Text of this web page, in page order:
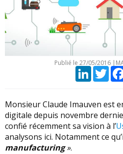
Publié le 27/05/2016
LinkedIn
Monsieur Claude Imauven est
digitale depuis novembre
confié récemment sa vision à l’
analysons ici. Notamment ce
manufacturing».